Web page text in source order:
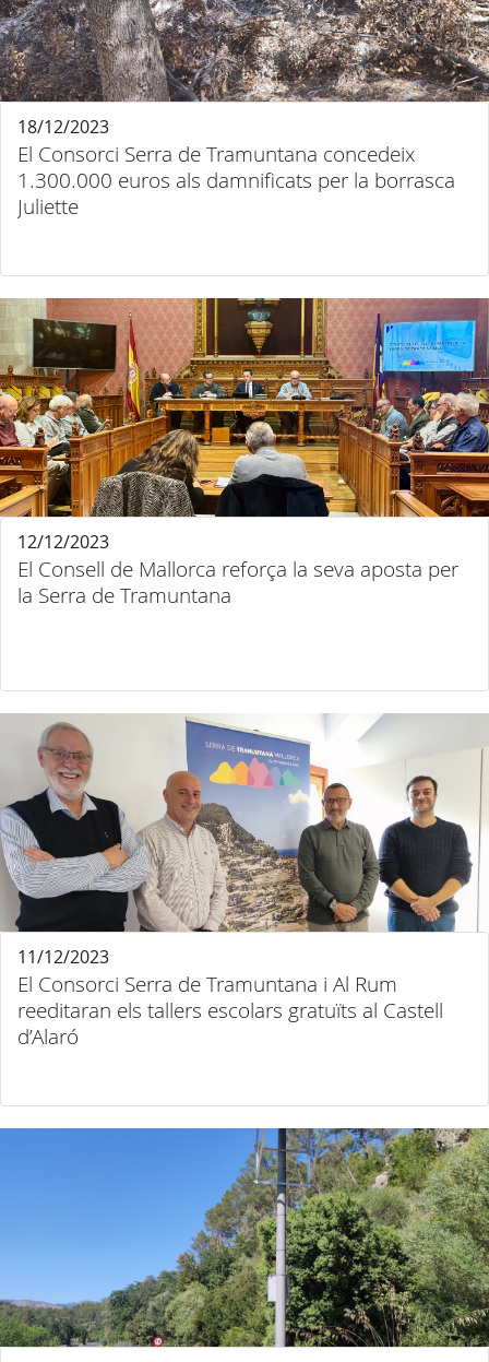
El Consorci Serra de Tramuntana concedeix
1.300.000 euros als damnificats per la borrasca
Juliette
18/12/2023
El Consell de Mallorca reforça la seva aposta per
la Serra de Tramuntana
12/12/2023
El Consorci Serra de Tramuntana i Al Rum
reeditaran els tallers escolars gratuïts al Castell
d’Alaró
11/12/2023